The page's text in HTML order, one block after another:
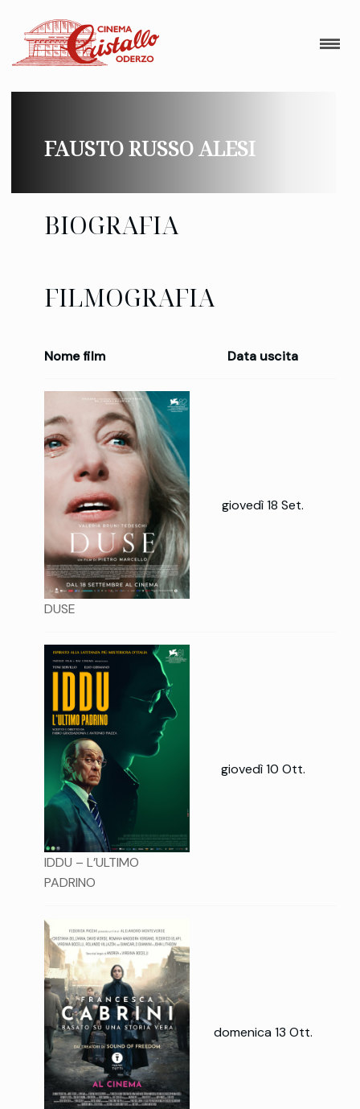
FAUSTO RUSSO ALESI
BIOGRAFIA
FILMOGRAFIA
Nome film Data uscita
DUSE
giovedì 18 Set.
IDDU – L’ULTIMO
PADRINO
giovedì 10 Ott.
domenica 13 Ott.